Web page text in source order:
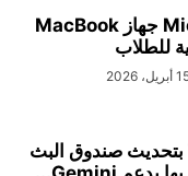
تعارض Microsoft جهاز MacBook
2026
تقوم Walmart بتحديث صندوق البث